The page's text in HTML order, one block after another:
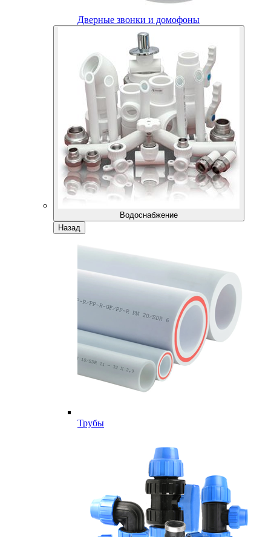
Дверные звонки и домофоны
Водоснабжение
Назад
Трубы